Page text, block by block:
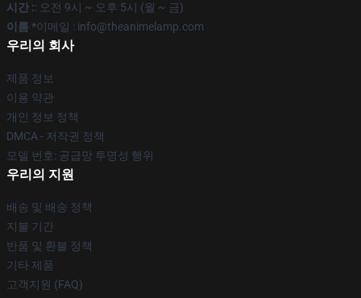
시간 :: 오전 9시 ~ 오후 5시 (월 ~ 금)
이름 *이메일 : info@theanimelamp.com
우리의 회사
제품 정보
이용 약관
개인 정보 정책
DMCA - 저작권 정책
모델 번호: 공급망 투명성 행위
우리의 지원
배송 및 배송 정책
지불 기간
반품 및 환불 정책
기타 제품
고객지원 (FAQ)